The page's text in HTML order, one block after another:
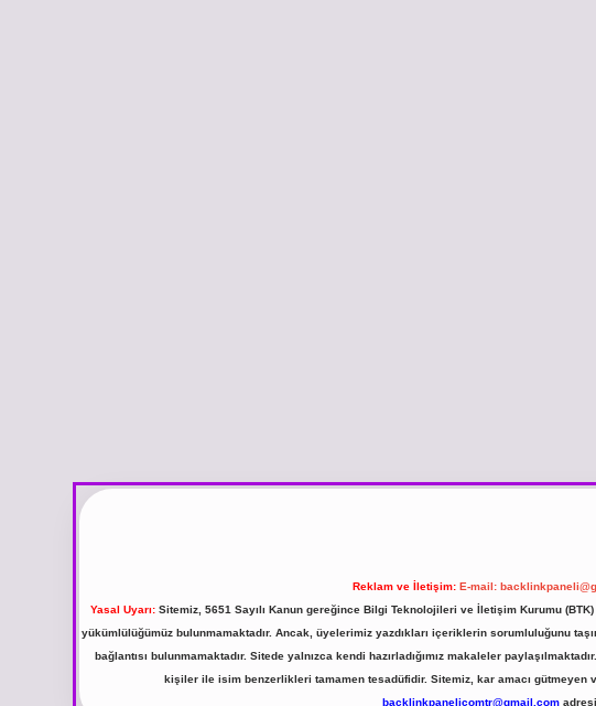
Reklam ve İletişim: E-mail:
Yasal Uyarı:Sitemiz, 5651 Sayılı Kanun gereğince Bilgi Teknolojileri ve İletişim Kurumu
yükümlülüğümüz bulunmamaktadır. Ancak, üyelerimiz yazdıkları içeriklerin sorumluluğunu
bağlantısı bulunmamaktadır. Sitede yalnızca kendi hazırladığımız makaleler
kişiler ile isim benzerlikleri tamamen tesadüfidir. Sitemiz, kar amacı gütmeyen
backlinkpanelicomtr@gmail.com